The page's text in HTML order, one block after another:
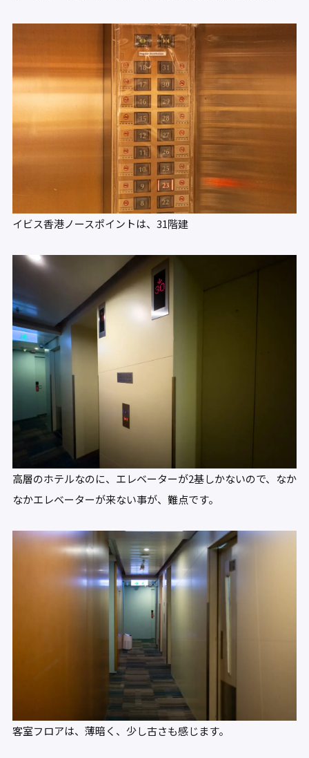
イビス香港ノースポイントは、31階建
高層のホテルなのに、エレベーターが2基しかないので、なか
なかエレベーターが来ない事が、難点です。
客室フロアは、薄暗く、少し古さも感じます。